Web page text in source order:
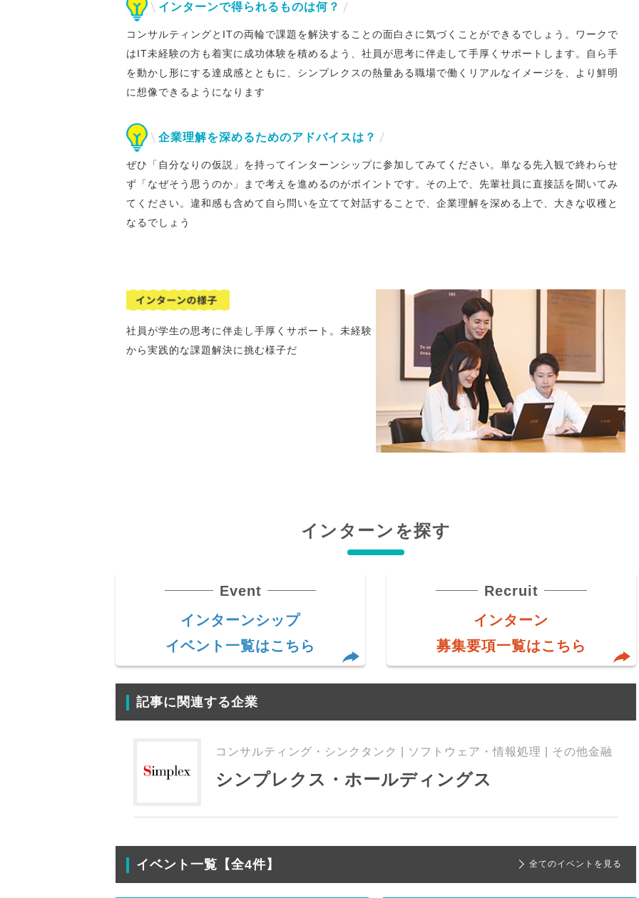
インターンで得られるものは何？
コンサルティングとITの両輪で課題を解決することの面白さに気づくことができるでしょう。ワークで
はIT未経験の方も着実に成功体験を積めるよう、社員が思考に伴走して手厚くサポートします。自ら手
を動かし形にする達成感とともに、シンプレクスの熱量ある職場で働くリアルなイメージを、より鮮明
に想像できるようになります
企業理解を深めるためのアドバイスは？
ぜひ「自分なりの仮説」を持ってインターンシップに参加してみてください。単なる先入観で終わらせ
ず「なぜそう思うのか」まで考えを進めるのがポイントです。その上で、先輩社員に直接話を聞いてみ
てください。違和感も含めて自ら問いを立てて対話することで、企業理解を深める上で、大きな収穫と
なるでしょう
社員が学生の思考に伴走し手厚くサポート。未経験
から実践的な課題解決に挑む様子だ
インターンを探す
Event
インターンシップ
イベント一覧はこちら
Recruit
インターン
募集要項一覧はこちら
記事に関連する企業
コンサルティング・シンクタンク | ソフトウェア・情報処理 | その他金融
シンプレクス・ホールディングス
全てのイベントを見る
イベント一覧【全4件】